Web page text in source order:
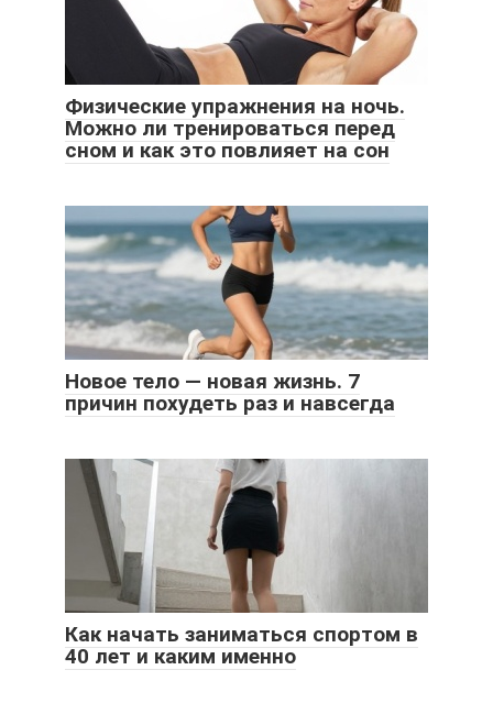
Физические упражнения на ночь.
Можно ли тренироваться перед
сном и как это повлияет на сон
Новое тело — новая жизнь. 7
причин похудеть раз и навсегда
Как начать заниматься спортом в
40 лет и каким именно